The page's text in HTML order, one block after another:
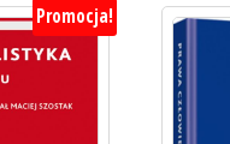
Promocja!